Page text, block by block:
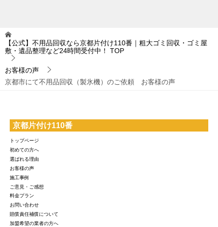
【公式】不用品回収なら京都片付け110番｜粗大ゴミ回収・ゴミ屋
敷・遺品整理など24時間受付中！
TOP
お客様の声
京都市にて不用品回収（製氷機）のご依頼 お客様の声
京都片付け110番
トップページ
初めての方へ
選ばれる理由
お客様の声
施工事例
ご意見・ご感想
料金プラン
お問い合わせ
賠償責任補償について
加盟希望の業者の方へ